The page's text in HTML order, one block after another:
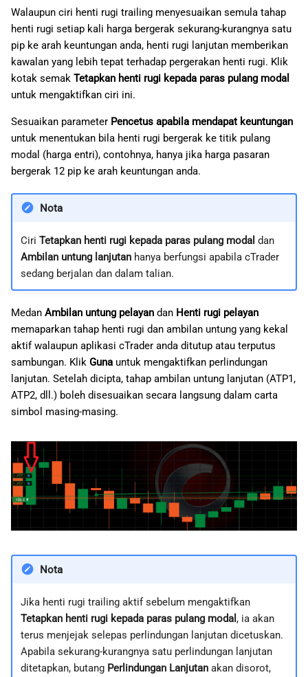
Walaupun ciri henti rugi trailing menyesuaikan semula tahap
henti rugi setiap kali harga bergerak sekurang-kurangnya satu
pip ke arah keuntungan anda, henti rugi lanjutan memberikan
kawalan yang lebih tepat terhadap pergerakan henti rugi. Klik
kotak semak Tetapkan henti rugi kepada paras pulang modal
untuk mengaktifkan ciri ini.
Sesuaikan parameter Pencetus apabila mendapat keuntungan
untuk menentukan bila henti rugi bergerak ke titik pulang
modal (harga entri), contohnya, hanya jika harga pasaran
bergerak 12 pip ke arah keuntungan anda.
Nota
Ciri Tetapkan henti rugi kepada paras pulang modal dan
Ambilan untung lanjutanhanya berfungsi apabila cTrader
sedang berjalan dan dalam talian.
Medan Ambilan untung pelayan dan Henti rugi pelayan
memaparkan tahap henti rugi dan ambilan untung yang kekal
aktif walaupun aplikasi cTrader anda ditutup atau terputus
sambungan. Klik Guna untuk mengaktifkan perlindungan
lanjutan. Setelah dicipta, tahap ambilan untung lanjutan (ATP1,
ATP2, dll.) boleh disesuaikan secara langsung dalam carta
simbol masing-masing.
Nota
Jika henti rugi trailing aktif sebelum mengaktifkan
Tetapkan henti rugi kepada paras pulang modal , ia akan
terus menjejak selepas perlindungan lanjutan dicetuskan.
Apabila sekurang-kurangnya satu perlindungan lanjutan
ditetapkan, butang Perlindungan Lanjutanakan disorot,